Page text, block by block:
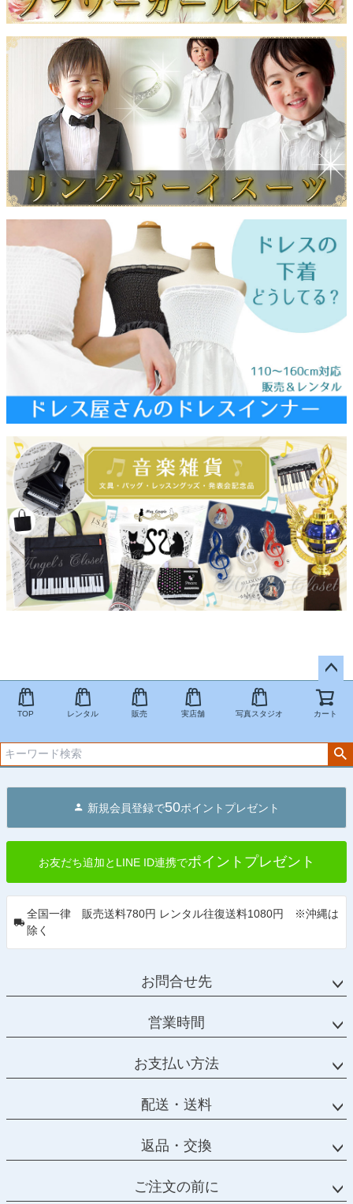
ペー
ジト
TOP レンタル 販売 実店舗 写真スタジオ カート
新規会員登録で50ポイントプレゼント
お友だち追加とLINE ID連携でポイントプレゼント
全国一律 販売送料780円 レンタル往復送料1080円 ※沖縄は
除く
お問合せ先
営業時間
お支払い方法
配送・送料
返品・交換
ご注文の前に